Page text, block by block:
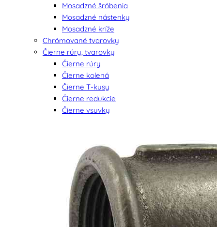
Mosadzné šróbenia
Mosadzné nástenky
Mosadzné kríže
Chrómované tvarovky
Čierne rúry, tvarovky
Čierne rúry
Čierne kolená
Čierne T-kusy
Čierne redukcie
Čierne vsuvky